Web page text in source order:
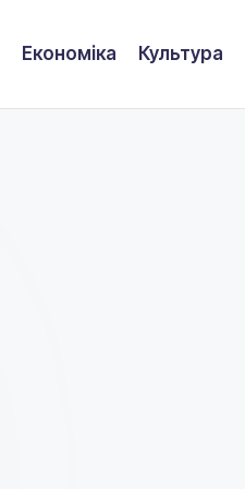
Економіка Культура